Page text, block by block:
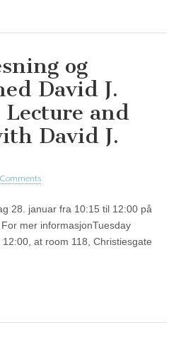
og
David J.
Lecture and
David J.
28. januar fra 10:15 til 12:00 på
mer informasjonTuesday
at room 118, Christiesgate